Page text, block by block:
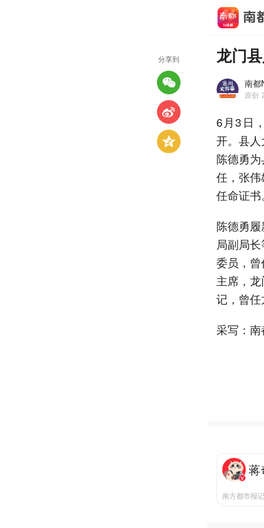
龙门
南都
原创
6月3日
开。县
陈德勇
任，张
任命证书。
陈德勇
局副局
委员，
主席，
记，曾任
采写：
蒋
南方都市报
分享到